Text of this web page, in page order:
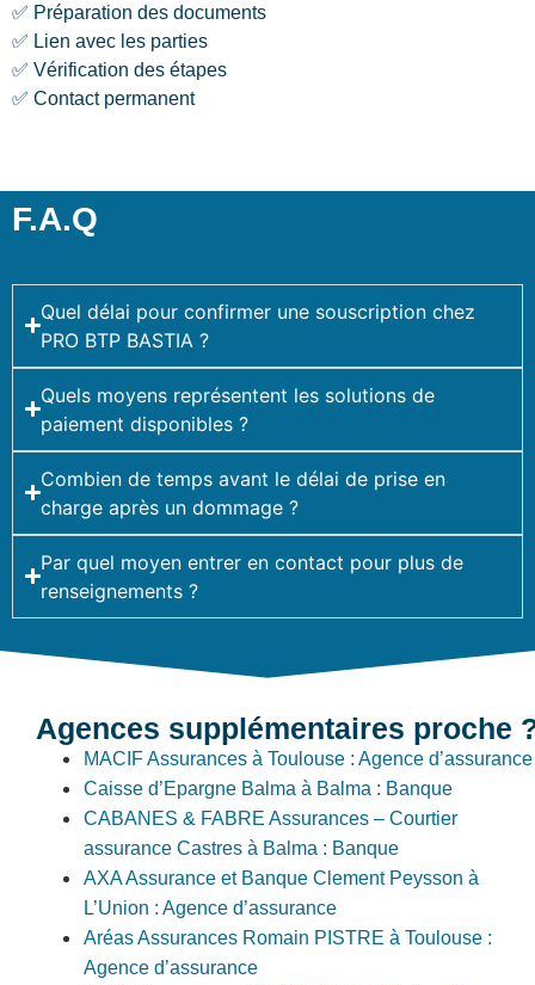
✅ Préparation des documents
✅ Lien avec les parties
✅ Vérification des étapes
✅ Contact permanent
F.A.Q
Quel délai pour confirmer une souscription chez
PRO BTP BASTIA ?
Quels moyens représentent les solutions de
paiement disponibles ?
Combien de temps avant le délai de prise en
charge après un dommage ?
Par quel moyen entrer en contact pour plus de
renseignements ?
Agences supplémentaires proche
MACIF Assurances à Toulouse : Agence d’assurance
Caisse d’Epargne Balma à Balma : Banque
CABANES & FABRE Assurances – Courtier
assurance Castres à Balma : Banque
AXA Assurance et Banque Clement Peysson à
L’Union : Agence d’assurance
Aréas Assurances Romain PISTRE à Toulouse :
Agence d’assurance